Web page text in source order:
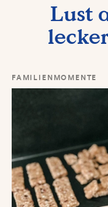
Lust
FAMILIENMOMENTE